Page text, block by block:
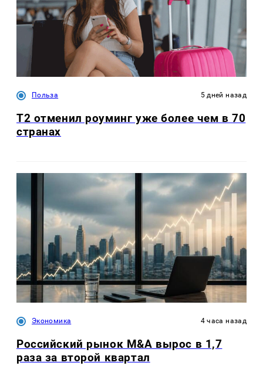
Польза 5 дней назад
Т2 отменил роуминг уже более чем в 70
странах
Экономика 4 часа назад
Российский рынок M&A вырос в 1,7
раза за второй квартал